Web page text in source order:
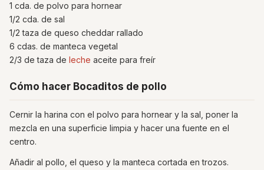
1 cda. de polvo para hornear
1/2 cda. de sal
1/2 taza de queso cheddar rallado
6 cdas. de manteca vegetal
2/3 de taza de leche aceite para freír
Cómo hacer Bocaditos de pollo
Cernir la harina con el polvo para hornear y la sal, poner la
mezcla en una superficie limpia y hacer una fuente en el
centro.
Añadir al pollo, el queso y la manteca cortada en trozos.